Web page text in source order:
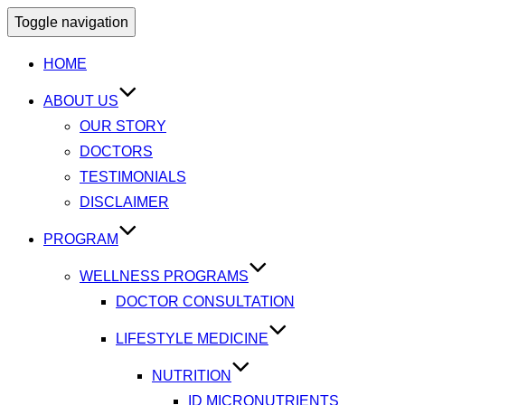
Toggle navigation
HOME
ABOUT US
OUR STORY
DOCTORS
TESTIMONIALS
DISCLAIMER
PROGRAM
WELLNESS PROGRAMS
DOCTOR CONSULTATION
LIFESTYLE MEDICINE
NUTRITION
ID MICRONUTRIENTS